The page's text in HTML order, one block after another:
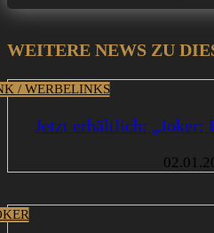
WEITERE NEWS ZU
/ WERBELINKS
Jetzt erhältlich: „Joker: